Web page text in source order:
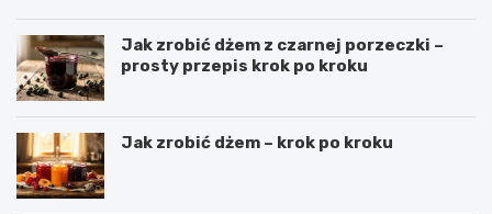
Jak zrobić dżem z czarnej porzeczki –
prosty przepis krok po kroku
Jak zrobić dżem – krok po kroku